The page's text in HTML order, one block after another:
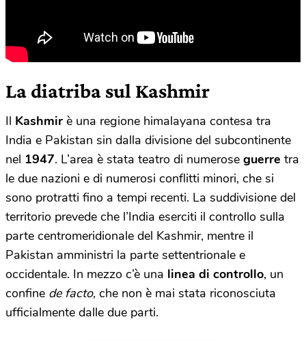
La diatriba sul Kashmir
Il Kashmir è una regione himalayana contesa tra
India e Pakistan sin dalla divisione del subcontinente
nel 1947. L’area è stata teatro di numerose guerre tra
le due nazioni e di numerosi conflitti minori, che si
sono protratti fino a tempi recenti. La suddivisione del
territorio prevede che l’India eserciti il controllo sulla
parte centromeridionale del Kashmir, mentre il
Pakistan amministri la parte settentrionale e
occidentale. In mezzo c’è una linea di controllo, un
confine de facto, che non è mai stata riconosciuta
ufficialmente dalle due parti.